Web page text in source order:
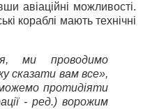
авіаційні можливості.
кораблі мають технічні
ми проводимо
сказати вам все»,
протидіяти
- ред.) ворожим